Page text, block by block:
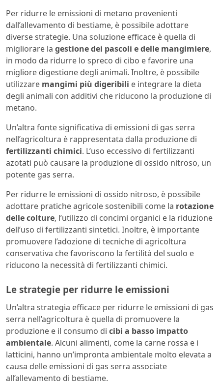
Per ridurre le emissioni di metano provenienti
dall’allevamento di bestiame, è possibile adottare
diverse strategie. Una soluzione efficace è quella di
migliorare la gestione dei pascoli e delle mangimiere,
in modo da ridurre lo spreco di cibo e favorire una
migliore digestione degli animali. Inoltre, è possibile
utilizzare mangimi più digeribili e integrare la dieta
degli animali con additivi che riducono la produzione di
metano.
Un’altra fonte significativa di emissioni di gas serra
nell’agricoltura è rappresentata dalla produzione di
fertilizzanti chimici. L’uso eccessivo di fertilizzanti
azotati può causare la produzione di ossido nitroso, un
potente gas serra.
Per ridurre le emissioni di ossido nitroso, è possibile
adottare pratiche agricole sostenibili come la rotazione
delle colture, l’utilizzo di concimi organici e la riduzione
dell’uso di fertilizzanti sintetici. Inoltre, è importante
promuovere l’adozione di tecniche di agricoltura
conservativa che favoriscono la fertilità del suolo e
riducono la necessità di fertilizzanti chimici.
Le strategie per ridurre le emissioni
Un’altra strategia efficace per ridurre le emissioni di gas
serra nell’agricoltura è quella di promuovere la
produzione e il consumo di cibi a basso impatto
ambientale. Alcuni alimenti, come la carne rossa e i
latticini, hanno un’impronta ambientale molto elevata a
causa delle emissioni di gas serra associate
all’allevamento di bestiame.